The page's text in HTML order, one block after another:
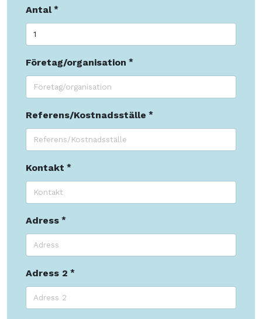
Antal
Företag/organisation
Referens/Kostnadsställe
Kontakt
Adress
Adress 2